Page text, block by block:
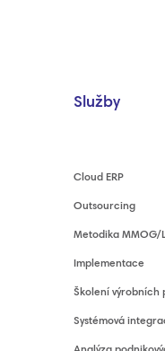
Služby
Cloud ERP
Outsourcing
Metodika MMOG/
Implementace
Školení výrobních
Systémová